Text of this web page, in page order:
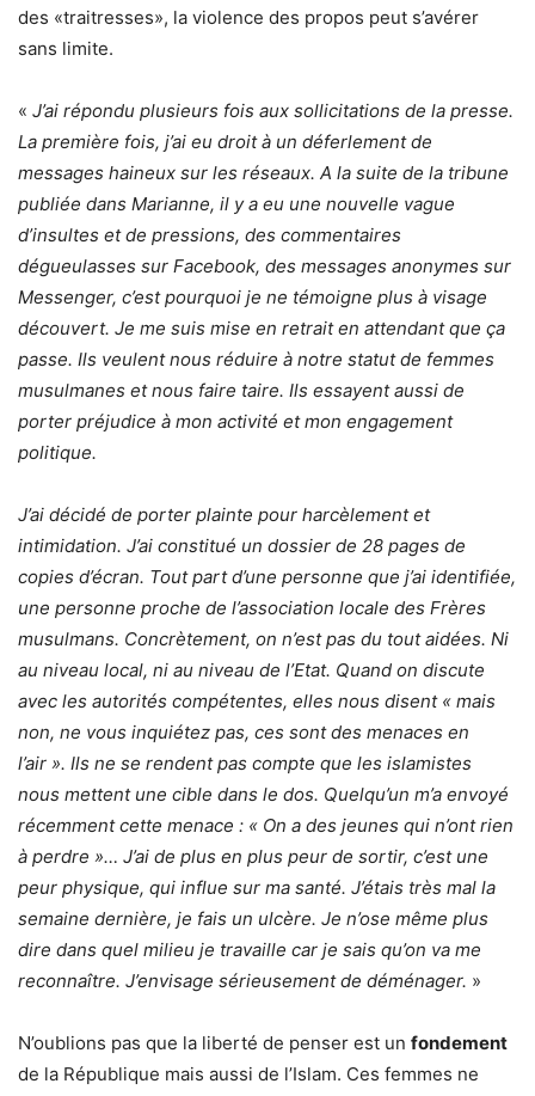
des «traitresses», la violence des propos peut s’avérer
sans limite.
« J’ai répondu plusieurs fois aux sollicitations de la presse.
La première fois, j’ai eu droit à un déferlement de
messages haineux sur les réseaux. A la suite de la tribune
publiée dans Marianne, il y a eu une nouvelle vague
d’insultes et de pressions, des commentaires
dégueulasses sur Facebook, des messages anonymes sur
Messenger, c’est pourquoi je ne témoigne plus à visage
découvert. Je me suis mise en retrait en attendant que ça
passe. Ils veulent nous réduire à notre statut de femmes
musulmanes et nous faire taire. Ils essayent aussi de
porter préjudice à mon activité et mon engagement
politique.
J’ai décidé de porter plainte pour harcèlement et
intimidation. J’ai constitué un dossier de 28 pages de
copies d’écran. Tout part d’une personne que j’ai identifiée,
une personne proche de l’association locale des Frères
musulmans. Concrètement, on n’est pas du tout aidées. Ni
au niveau local, ni au niveau de l’Etat. Quand on discute
avec les autorités compétentes, elles nous disent « mais
non, ne vous inquiétez pas, ces sont des menaces en
l’air ». Ils ne se rendent pas compte que les islamistes
nous mettent une cible dans le dos. Quelqu’un m’a envoyé
récemment cette menace : « On a des jeunes qui n’ont rien
à perdre »… J’ai de plus en plus peur de sortir, c’est une
peur physique, qui influe sur ma santé. J’étais très mal la
semaine dernière, je fais un ulcère. Je n’ose même plus
dire dans quel milieu je travaille car je sais qu’on va me
reconnaître. J’envisage sérieusement de déménager. »
N’oublions pas que la liberté de penser est un fondement
de la République mais aussi de l’Islam. Ces femmes ne